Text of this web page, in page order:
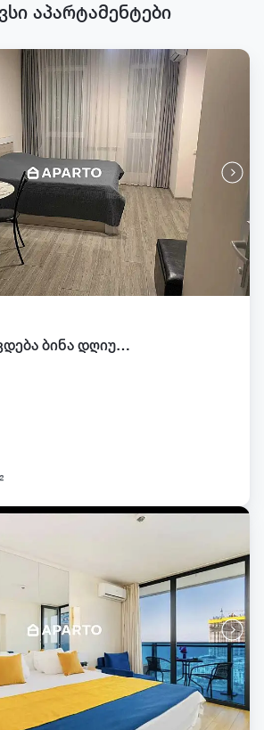
აპარტამენტები
ბათუმში ქირავდება ბინა დღიურად